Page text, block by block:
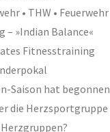
• THW • Feuerwehr
– »Indian Balance«
Fitnesstraining
Saison hat begonnen
die Herzsportgruppe